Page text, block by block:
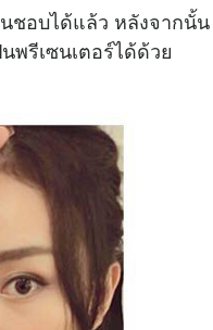
M
e
ชอบได้แล้ว หลังจากนั้น
พรีเซนเตอร์ได้ด้วย